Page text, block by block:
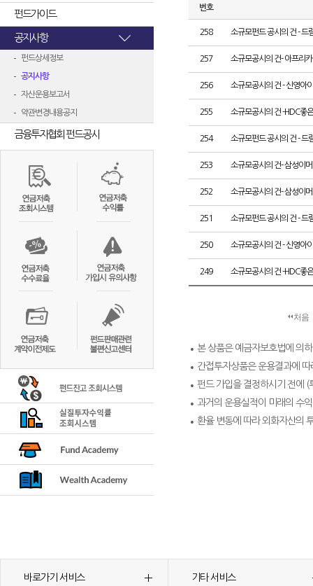
펀드가이드
공지사항
펀드상세정보
공지사항
자산운용보고서
약관변경내용공지
금융투자협회 펀드공시
번호
258 소규모펀드 공시의 건 - 드
257 소규모공시의 건- 아프리
256 소규모공시의 건 - 신영아
255 소규모공시의 건 -HDC좋
254 소규모펀드 공시의 건 - 드
253 소규모공시의 건- 삼성이
252 소규모공시의 건- 삼성이
251 소규모펀드 공시의 건 - 드
250 소규모공시의 건 - 신영아
249 소규모공시의 건 -HDC좋
처음
본 상품은 예금자보호법에 의
간접투자상품은 운용결과에
펀드 가입을 결정하시기 전에 (
과거의 운용실적이 미래의 수
환율 변동에 따라 외화자산의
바로가기 서비스 기타 서비스